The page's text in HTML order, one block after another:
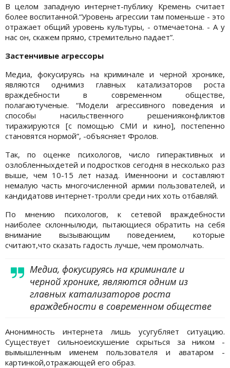
В целом западную интернет-публику Кремень считает
более воспитанной.“Уровень агрессии там поменьше - это
отражает общий уровень культуры, - отмечаетона. - А у
нас он, скажем прямо, стремительно падает”.
Застенчивые агрессоры
Медиа, фокусируясь на криминале и черной хронике,
являются однимиз главных катализаторов роста
враждебности в современном обществе,
полагаютученые. “Модели агрессивного поведения и
способы насильственного решенияконфликтов
тиражируются [с помощью СМИ и кино], постепенно
становятся нормой”, -объясняет Фролов.
Так, по оценке психологов, число гиперактивных и
озлобленныхдетей и подростков сегодня в несколько раз
выше, чем 10-15 лет назад. Именноони и составляют
немалую часть многочисленной армии пользователей, и
кандидатовв интернет-тролли среди них хоть отбавляй.
По мнению психологов, к сетевой враждебности
наиболее склоннылюди, пытающиеся обратить на себя
внимание вызывающим поведением, которые
считают,что сказать гадость лучше, чем промолчать.
Медиа, фокусируясь на криминале и
черной хронике, являются одним из
главных катализаторов роста
враждебности в современном обществе
Анонимность интернета лишь усугубляет ситуацию.
Существует сильноеискушение скрыться за ником -
вымышленным именем пользователя и аватаром -
картинкой,отражающей его образ.